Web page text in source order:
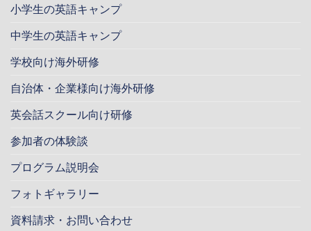
小学生の英語キャンプ
中学生の英語キャンプ
学校向け海外研修
自治体・企業様向け海外研修
英会話スクール向け研修
参加者の体験談
プログラム説明会
フォトギャラリー
資料請求・お問い合わせ